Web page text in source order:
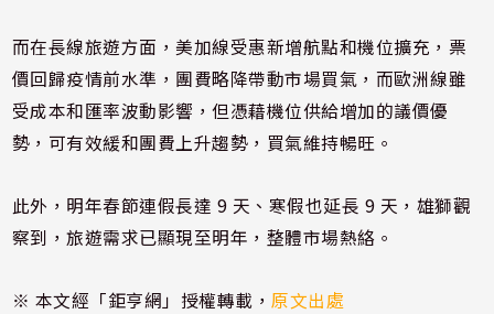
而在長線旅遊方面，美加線受惠新增航點和機位擴充，票
價回歸疫情前水準，團費略降帶動市場買氣，而歐洲線雖
受成本和匯率波動影響，但憑藉機位供給增加的議價優
勢，可有效緩和團費上升趨勢，買氣維持暢旺。
此外，明年春節連假長達 9 天、寒假也延長 9 天，雄獅觀
察到，旅遊需求已顯現至明年，整體市場熱絡。
※ 本文經「鉅亨網」授權轉載，原文出處